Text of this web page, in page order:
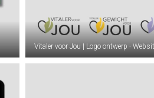
Vitaler voor Jou | Logo ontwerp -